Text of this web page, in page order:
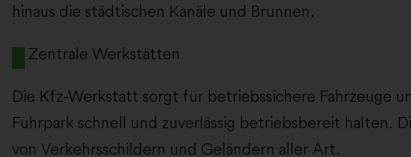
hinaus die städtischen Kanäle und Brunnen.
Zentrale Werkstätten
Die Kfz-Werkstatt sorgt für betriebssichere Fahrzeuge
Fuhrpark schnell und zuverlässig betriebsbereit halten.
von Verkehrsschildern und Geländern aller Art.